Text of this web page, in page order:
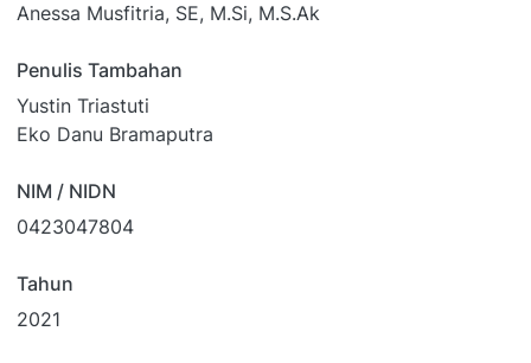
Anessa Musfitria, SE, M.Si, M.S.Ak
Penulis Tambahan
Yustin Triastuti
Eko Danu Bramaputra
NIM / NIDN
0423047804
Tahun
2021